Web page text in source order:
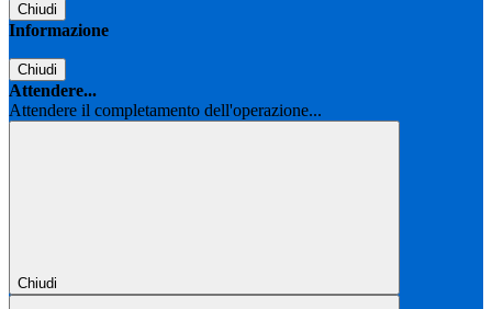
Chiudi
Informazione
Chiudi
Attendere...
Attendere il completamento dell'operazione...
Chiudi